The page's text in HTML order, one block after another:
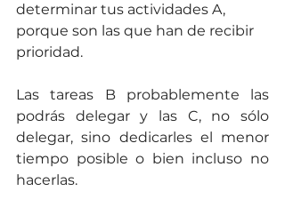
determinar tus actividades A,
porque son las que han de recibir
prioridad.
Las tareas B probablemente las
podrás delegar y las C, no sólo
delegar, sino dedicarles el menor
tiempo posible o bien incluso no
hacerlas.